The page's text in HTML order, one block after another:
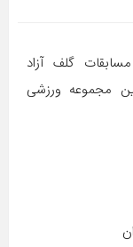
گلف آزاد
مجموعه ورزشی